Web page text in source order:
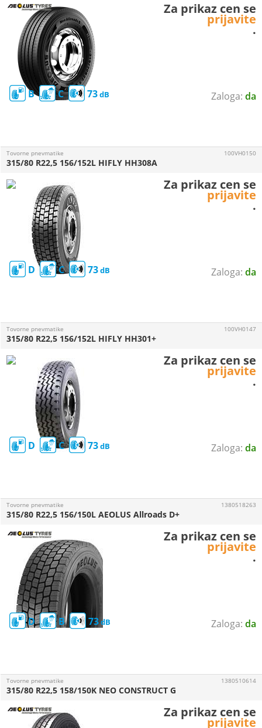
da
B C 73
Za prikaz cen se
prijavite
.
da
Tovorne pnevmatike
D C 73
315/80 R22,5 156/152L HIFLY HH308A
100VH0150
Za prikaz cen se
prijavite
.
da
Tovorne pnevmatike
D C 73
315/80 R22,5 156/152L HIFLY HH301+
100VH0147
Za prikaz cen se
prijavite
.
da
Tovorne pnevmatike
D B 73
315/80 R22,5 156/150L AEOLUS Allroads D+
1380518263
Za prikaz cen se
prijavite
.
Tovorne pnevmatike
315/80 R22,5 158/150K NEO CONSTRUCT G
1380510614
Za prikaz cen se
prijavite